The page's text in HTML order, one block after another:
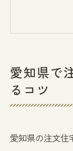
名古
注文住
押さえる
注文住
土地あり注
愛知県で
るコツ
愛知県の注文住